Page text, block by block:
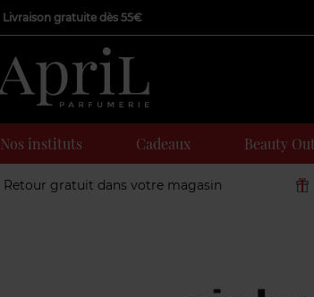
Livraison gratuite dès 55€
Nos instituts Cadeaux Beauty
Retour gratuit dans votre magasin